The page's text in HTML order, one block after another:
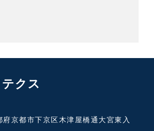
クス
京都市下京区木津屋橋通大宮東入